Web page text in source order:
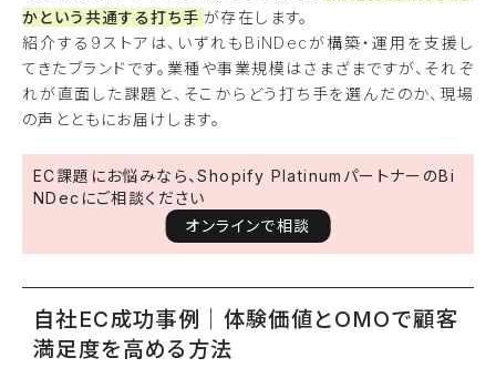
かという共通する打ち手 が存在します。
紹介する9ストアは、いずれもBiNDecが構築・運用を支援し
てきたブランドです。業種や事業規模はさまざまですが、それぞ
れが直面した課題と、そこからどう打ち手を選んだのか、現場
の声とともにお届けします。
EC課題にお悩みなら、Shopify PlatinumパートナーのBi
NDecにご相談ください
オンラインで相談
自社EC成功事例｜体験価値とOMOで顧客
満足度を高める方法